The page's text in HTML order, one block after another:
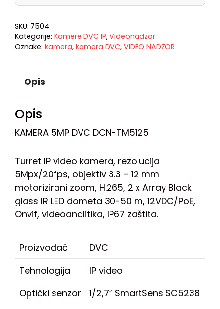
SKU: 7504
Kategorije: Kamere DVC IP, Videonadzor
Oznake: kamera, kamera DVC, VIDEO NADZOR
Opis
Opis
KAMERA 5MP DVC DCN-TM5125
Turret IP video kamera, rezolucija
5Mpx/20fps, objektiv 3.3 – 12 mm
motorizirani zoom, H.265, 2 x Array Black
glass IR LED dometa 30-50 m, 12VDC/PoE,
Onvif, videoanalitika, IP67 zaštita.
Proizvođač
DVC
Tehnologija
IP video
Optički senzor
1/2,7” SmartSens SC5238